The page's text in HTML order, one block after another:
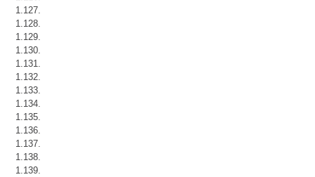
1.127.
1.128.
1.129.
1.130.
1.131.
1.132.
1.133.
1.134.
1.135.
1.136.
1.137.
1.138.
1.139.